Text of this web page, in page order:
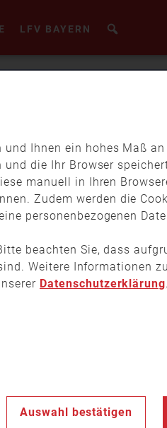
LFV BAYERN
Ihnen ein hohes Maß
die Ihr Browser
manuell in Ihren
Zudem werden die
personenbezogenen
beachten Sie, dass
Weitere Informationen
Datenschutzerklärung.
Auswahl bestätigen